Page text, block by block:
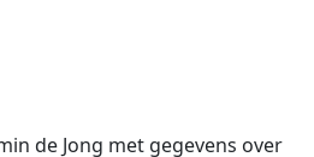
de Jong met gegevens over